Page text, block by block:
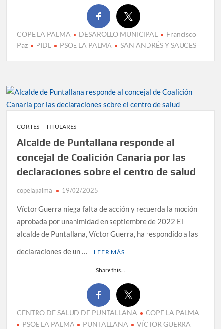
COPE LA PALMA DESAROLLO MUNICIPAL
Francisco
Paz
PIDL PSOE LA PALMA SAN ANDRÉS Y SAUCES
CORTES TITULARES
Alcalde de Puntallana responde al
concejal de Coalición Canaria por las
declaraciones sobre el centro de salud
copelapalma 19/02/2025
Víctor Guerra niega falta de acción y recuerda la moción
aprobada por unanimidad en septiembre de 2022 El
alcalde de Puntallana, Víctor Guerra, ha respondido a las
declaraciones de un …
LEER MÁS
Share this...
CENTRO DE SALUD DE PUNTALLANA
COPE LA PALMA
PSOE LA PALMA
PUNTALLANA VÍCTOR GUERRA